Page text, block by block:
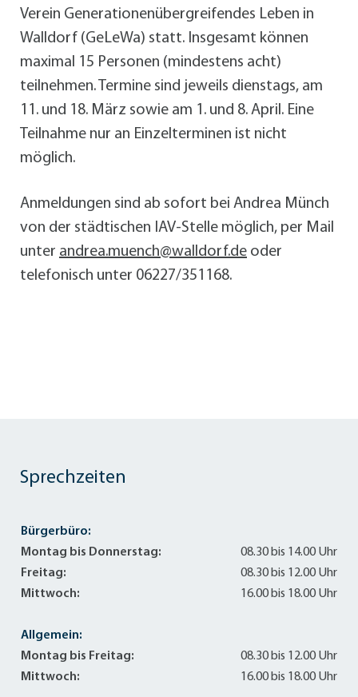
Verein Generationenübergreifendes Leben in
Walldorf (GeLeWa) statt. Insgesamt können
maximal 15 Personen (mindestens acht)
teilnehmen. Termine sind jeweils dienstags, am
11. und 18. März sowie am 1. und 8. April. Eine
Teilnahme nur an Einzelterminen ist nicht
möglich.
Anmeldungen sind ab sofort bei Andrea Münch
von der städtischen IAV-Stelle möglich, per Mail
unter andrea.muench@walldorf.de oder
telefonisch unter 06227/351168.
Sprechzeiten
Bürgerbüro:
Montag bis Donnerstag:
08.30 bis 14.00 Uhr
Freitag:
08.30 bis 12.00 Uhr
Mittwoch:
16.00 bis 18.00 Uhr
Allgemein:
Montag bis Freitag:
08.30 bis 12.00 Uhr
Mittwoch:
16.00 bis 18.00 Uhr